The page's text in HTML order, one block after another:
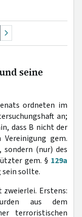
seine
ordneten im
an;
dass B nicht der
gem.
sondern (nur) des
gem. § 129a
sein sollte.
zweierlei. Erstens:
aus dem
terroristischen